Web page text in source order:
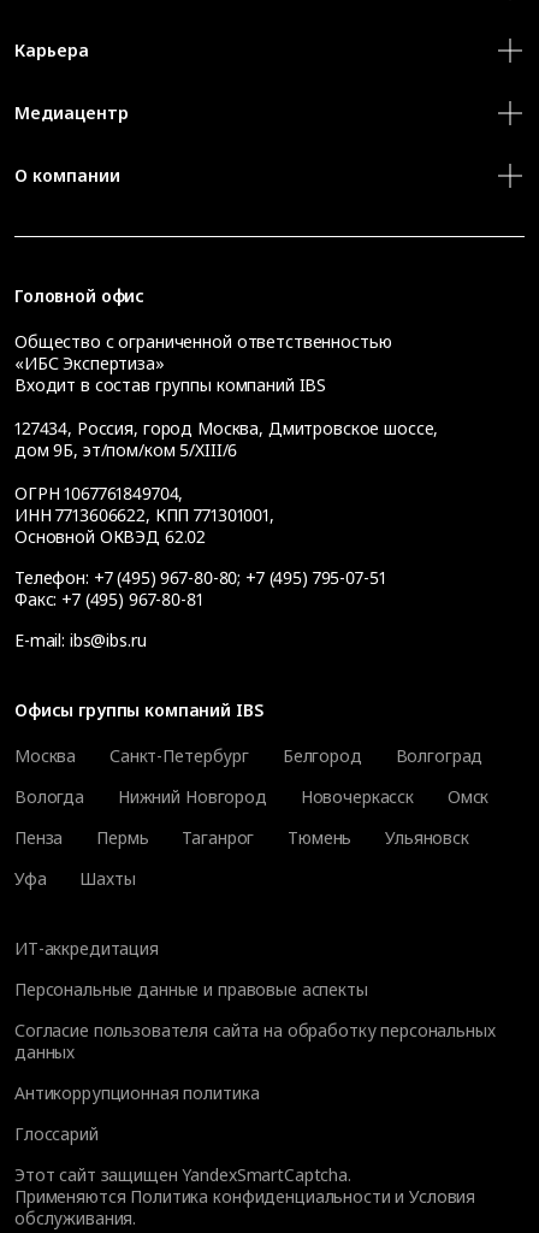
Карьера
Медиацентр
О компании
Головной офис
Общество с ограниченной ответственностью
«ИБС Экспертиза»
Входит в состав группы компаний IBS
127434, Россия, город Москва, Дмитровское шоссе,
дом 9Б, эт/пом/ком 5/XIII/6
ОГРН 1067761849704,
ИНН 7713606622, КПП 771301001,
Основной ОКВЭД 62.02
Телефон: +7 (495) 967-80-80; +7 (495) 795-07-51
Факс: +7 (495) 967-80-81
E-mail: ibs@ibs.ru
Офисы группы компаний IBS
Москва
Санкт-Петербург Белгород
Волгоград
Вологда
Нижний Новгород Новочеркасск
Омск
Пенза
Пермь Таганрог Тюмень
Ульяновск
Уфа
Шахты
ИТ-аккредитация
Персональные данные и правовые аспекты
Согласие пользователя сайта на обработку персональных
данных
Антикоррупционная политика
Глоссарий
Этот сайт защищен YandexSmartCaptcha.
Применяются Политика конфиденциальности иУсловия
обслуживания.